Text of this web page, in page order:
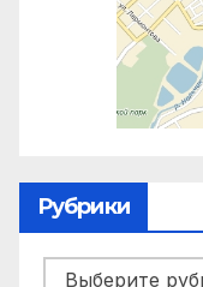
Рубрики
Рубрики